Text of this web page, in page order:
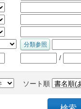
/
ソート順